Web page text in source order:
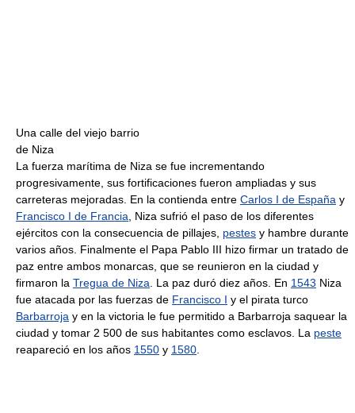
Una calle del viejo barrio
de Niza
La fuerza marítima de Niza se fue incrementando
progresivamente, sus fortificaciones fueron ampliadas y sus
carreteras mejoradas. En la contienda entre Carlos I de España y
Francisco I de Francia , Niza sufrió el paso de los diferentes
ejércitos con la consecuencia de pillajes, pestes y hambre durante
varios años. Finalmente el Papa Pablo III hizo firmar un tratado de
paz entre ambos monarcas, que se reunieron en la ciudad y
firmaron la Tregua de Niza . La paz duró diez años. En 1543 Niza
fue atacada por las fuerzas de Francisco I y el pirata turco
Barbarroja y en la victoria le fue permitido a Barbarroja saquear la
ciudad y tomar 2 500 de sus habitantes como esclavos. La peste
reapareció en los años 1550 y 1580